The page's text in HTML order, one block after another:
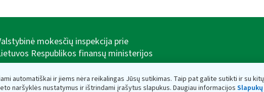
automatiškai ir jiems nėra reikalingas Jūsų sutikimas. Taip pat galite sutikti ir su kitų
naršyklės nustatymus ir ištrindami įrašytus slapukus. Daugiau informacijos Slapukų
mokesčių inspekcija prie
Respublikos finansų ministerijos
Vasario 16-osios g. 14, 01107 Vilnius, Lietuva,
vmi@vmi.lt, E. pristatymo dėžutės adresas